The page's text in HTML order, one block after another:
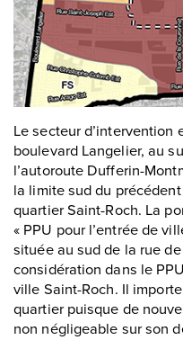
Le secteur d’intervention
boulevard Langelier, au
l’autoroute Dufferin-
la limite sud du
quartier Saint-Roch. La
« PPU pour l’entrée de
située au sud de la rue
considération dans le
ville Saint-Roch. Il
quartier puisque de
non négligeable sur son